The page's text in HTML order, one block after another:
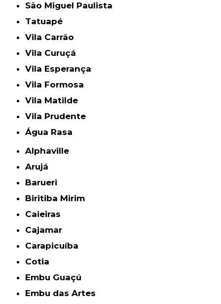
São Miguel Paulista
Tatuapé
Vila Carrão
Vila Curuçá
Vila Esperança
Vila Formosa
Vila Matilde
Vila Prudente
Água Rasa
Alphaville
Arujá
Barueri
Biritiba Mirim
Caieiras
Cajamar
Carapicuíba
Cotia
Embu Guaçú
Embu das Artes